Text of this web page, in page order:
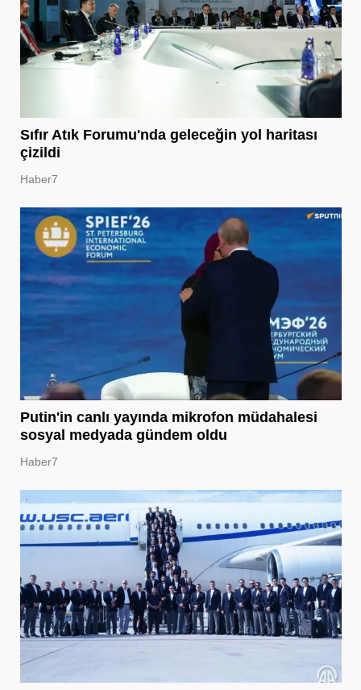
Sıfır Atık Forumu'nda geleceğin yol haritası
çizildi
Haber7
Putin'in canlı yayında mikrofon müdahalesi
sosyal medyada gündem oldu
Haber7